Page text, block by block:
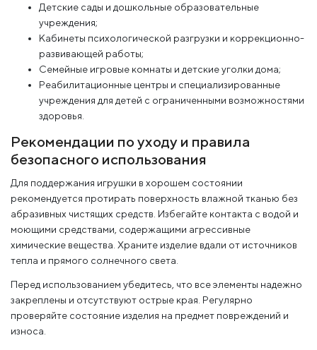
Детские сады и дошкольные образовательные
учреждения;
Кабинеты психологической разгрузки и коррекционно-
развивающей работы;
Семейные игровые комнаты и детские уголки дома;
Реабилитационные центры и специализированные
учреждения для детей с ограниченными возможностями
здоровья.
Рекомендации по уходу и правила
безопасного использования
Для поддержания игрушки в хорошем состоянии
рекомендуется протирать поверхность влажной тканью без
абразивных чистящих средств. Избегайте контакта с водой и
моющими средствами, содержащими агрессивные
химические вещества. Храните изделие вдали от источников
тепла и прямого солнечного света.
Перед использованием убедитесь, что все элементы надежно
закреплены и отсутствуют острые края. Регулярно
проверяйте состояние изделия на предмет повреждений и
износа.